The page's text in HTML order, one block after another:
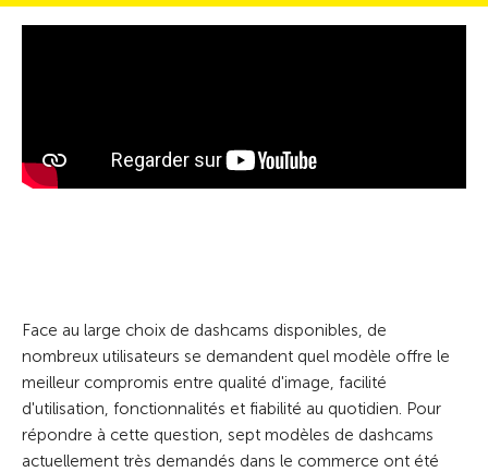
Face au large choix de dashcams disponibles, de
nombreux utilisateurs se demandent quel modèle offre le
meilleur compromis entre qualité d'image, facilité
d'utilisation, fonctionnalités et fiabilité au quotidien. Pour
répondre à cette question, sept modèles de dashcams
actuellement très demandés dans le commerce ont été